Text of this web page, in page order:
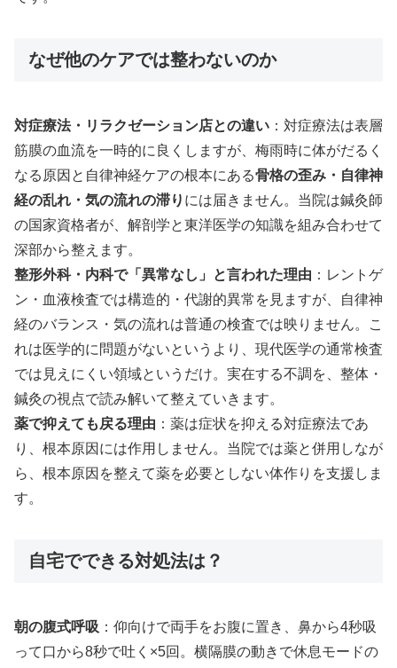
なぜ他のケアでは整わないのか
対症療法・リラクゼーション店との違い ：対症療法は表層
筋膜の血流を一時的に良くしますが、梅雨時に体がだるく
なる原因と自律神経ケアの根本にある骨格の歪み・自律神
経の乱れ・気の流れの滞り には届きません。当院は鍼灸師
の国家資格者が、解剖学と東洋医学の知識を組み合わせて
深部から整えます。
整形外科・内科で「異常なし」と言われた理由 ：レントゲ
ン・血液検査では構造的・代謝的異常を見ますが、自律神
経のバランス・気の流れは普通の検査では映りません。こ
れは医学的に問題がないというより、現代医学の通常検査
では見えにくい領域というだけ。実在する不調を、整体・
鍼灸の視点で読み解いて整えていきます。
薬で抑えても戻る理由 ：薬は症状を抑える対症療法であ
り、根本原因には作用しません。当院では薬と併用しなが
ら、根本原因を整えて薬を必要としない体作りを支援しま
す。
自宅でできる対処法は？
朝の腹式呼吸 ：仰向けで両手をお腹に置き、鼻から4秒吸
って口から8秒で吐く×5回。横隔膜の動きで休息モードの